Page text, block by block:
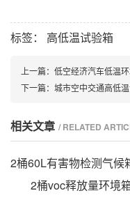
标签： 高低温试验箱
上一篇： 低空经济汽车低温
下一篇： 城市空中交通高低
相关文章 / RELATED
2桶voc释放量环境